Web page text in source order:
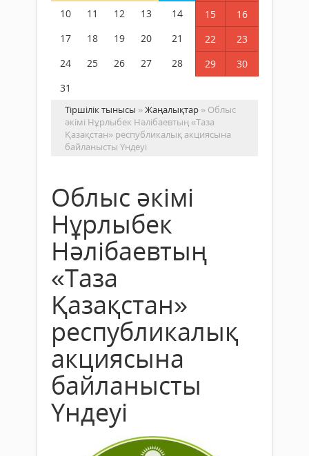
10
11 12 13 14 15
16
17
18 19 20 21 22
23
24
25 26 27 28 29
30
31
Тіршілік тынысы »Жаңалықтар » Облыс
әкімі Нұрлыбек Нәлібаевтың «Таза
Қазақстан» республикалық акциясына
байланысты Үндеуі
Облыс әкімі
Нұрлыбек
Нәлібаевтың
«Таза
Қазақстан»
республикалық
акциясына
байланысты
Үндеуі